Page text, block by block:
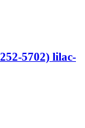
5702) lilac-